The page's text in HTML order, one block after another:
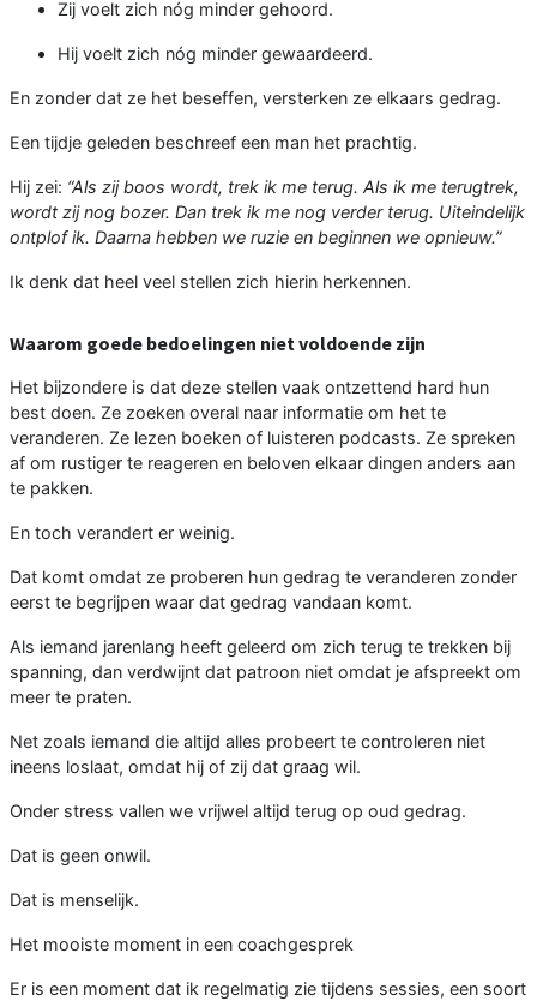
Zij voelt zich nóg minder gehoord.
Hij voelt zich nóg minder gewaardeerd.
En zonder dat ze het beseffen, versterken ze elkaars gedrag.
Een tijdje geleden beschreef een man het prachtig.
Hij zei: “Als zij boos wordt, trek ik me terug. Als ik me terugtrek,
wordt zij nog bozer. Dan trek ik me nog verder terug. Uiteindelijk
ontplof ik. Daarna hebben we ruzie en beginnen we opnieuw.”
Ik denk dat heel veel stellen zich hierin herkennen.
Waarom goede bedoelingen niet voldoende zijn
Het bijzondere is dat deze stellen vaak ontzettend hard hun
best doen. Ze zoeken overal naar informatie om het te
veranderen. Ze lezen boeken of luisteren podcasts. Ze spreken
af om rustiger te reageren en beloven elkaar dingen anders aan
te pakken.
En toch verandert er weinig.
Dat komt omdat ze proberen hun gedrag te veranderen zonder
eerst te begrijpen waar dat gedrag vandaan komt.
Als iemand jarenlang heeft geleerd om zich terug te trekken bij
spanning, dan verdwijnt dat patroon niet omdat je afspreekt om
meer te praten.
Net zoals iemand die altijd alles probeert te controleren niet
ineens loslaat, omdat hij of zij dat graag wil.
Onder stress vallen we vrijwel altijd terug op oud gedrag.
Dat is geen onwil.
Dat is menselijk.
Het mooiste moment in een coachgesprek
Er is een moment dat ik regelmatig zie tijdens sessies, een soort